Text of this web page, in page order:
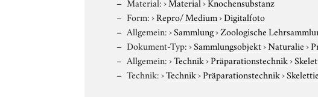
Form:›Repro/ Medium›Digitalfoto
Allgemein:›Sammlung›Zoologische
Dokument-Typ:›Sammlungsobjekt›Naturalie›
Allgemein:›Technik›Präparationstechnik›
Technik:›Technik›Präparationstechnik›